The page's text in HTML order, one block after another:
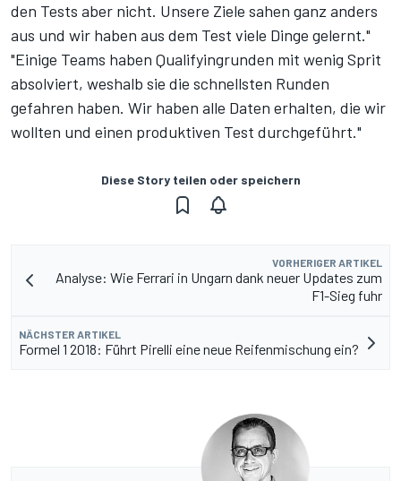
den Tests aber nicht. Unsere Ziele sahen ganz anders
aus und wir haben aus dem Test viele Dinge gelernt."
"Einige Teams haben Qualifyingrunden mit wenig Sprit
absolviert, weshalb sie die schnellsten Runden
gefahren haben. Wir haben alle Daten erhalten, die wir
wollten und einen produktiven Test durchgeführt."
Diese Story teilen oder speichern
VORHERIGER ARTIKEL
Analyse: Wie Ferrari in Ungarn dank neuer Updates zum
F1-Sieg fuhr
NÄCHSTER ARTIKEL
Formel 1 2018: Führt Pirelli eine neue Reifenmischung ein?